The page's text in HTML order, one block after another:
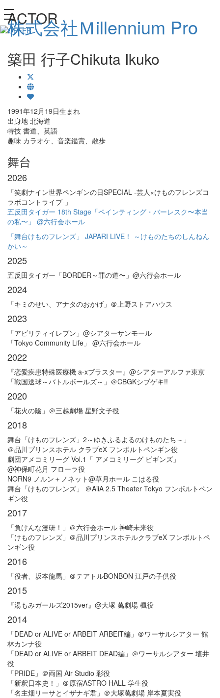
株式会社Ｍillennium Pro
toggle navigation
ACTOR
築田 行子Chikuta Ikuko
1991年12月19日生まれ
出身地 北海道
特技 書道、英語
趣味 カラオケ、音楽鑑賞、散歩
舞台
2026
「笑劇ナイン世界ペンギンの日SPECIAL -芸人×けものフレンズコ
ラボコントライブ-」
五反田タイガー 18th Stage「ペインティング・バーレスク〜本当
の私〜」 @六行会ホール
「舞台けものフレンズ」 JAPARI LIVE！ ～けものたちのしんねん
かい～
2025
五反田タイガー「BORDER～罪の道〜」@六行会ホール
2024
「キミのせい、アナタのおかげ」＠上野ストアハウス
2023
「アビリティイレブン」@シアターサンモール
「Tokyo Community Life」 @六行会ホール
2022
『恋愛疾患特殊医療機 a-xブラスター』@シアターアルファ東京
「戦国送球～バトルボールズ～」＠CBGKシブゲキ!!
2020
「花火の陰」＠三越劇場 星野文子役
2018
舞台「けものフレンズ」2～ゆきふるよるのけものたち～」
＠品川プリンスホテル クラブeX フンボルトペンギン役
劇団アメコミリーグ Vol.1「 アメコミリーグ ビギンズ」
@神保町花月 フローラ役
NORN9 ノルン＋ノネット@草月ホール こはる役
舞台「けものフレンズ」 ＠AiiA 2.5 Theater Tokyo フンボルトペン
ギン役
2017
「負けんな漫研！」＠六行会ホール 神崎未来役
「けものフレンズ」＠品川プリンスホテルクラブeX フンボルトペ
ンギン役
2016
「役者、坂本龍馬」＠テアトルBONBON 江戸の子供役
2015
『湯もみガールズ2015ver』@大塚 萬劇場 楓役
2014
「DEAD or ALIVE or ARBEIT ARBEIT編」＠ワーサルシアター 館
林カンナ役
「DEAD or ALIVE or ARBEIT DEAD編」＠ワーサルシアター 埴井
役
「PRIDE」＠両国 Air Studio 彩役
「新釈日本史！」＠原宿ASTRO HALL 学生役
「名主畑リーサとイザナギ君」＠大塚萬劇場 岸本夏実役